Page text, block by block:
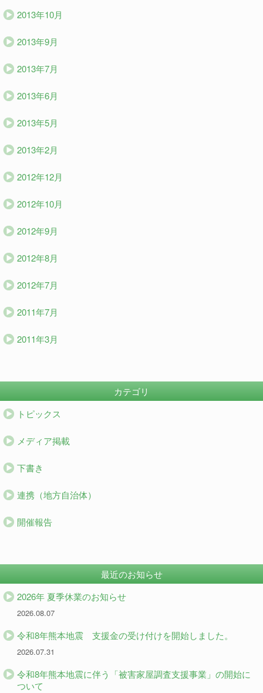
2013年10月
2013年9月
2013年7月
2013年6月
2013年5月
2013年2月
2012年12月
2012年10月
2012年9月
2012年8月
2012年7月
2011年7月
2011年3月
カテゴリ
トピックス
メディア掲載
下書き
連携（地方自治体）
開催報告
最近のお知らせ
2026年 夏季休業のお知らせ
2026.08.07
令和8年熊本地震 支援金の受け付けを開始しました。
2026.07.31
令和8年熊本地震に伴う「被害家屋調査支援事業」の開始に
ついて